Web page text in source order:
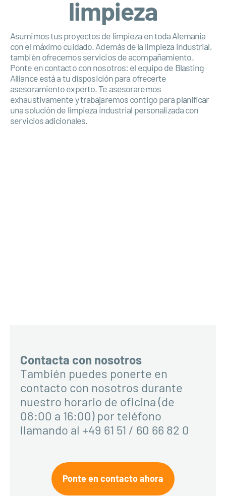
limpieza
Asumimos tus proyectos de limpieza en toda Alemania
con el máximo cuidado. Además de la limpieza industrial,
también ofrecemos servicios de acompañamiento.
Ponte en contacto con nosotros: el equipo de Blasting
Alliance está a tu disposición para ofrecerte
asesoramiento experto. Te asesoraremos
exhaustivamente y trabajaremos contigo para planificar
una solución de limpieza industrial personalizada con
servicios adicionales.
Contacta con nosotros
También puedes ponerte en
contacto con nosotros durante
nuestro horario de oficina (de
08:00 a 16:00) por teléfono
llamando al +49 61 51 / 60 66 82 0
Ponte en contacto ahora